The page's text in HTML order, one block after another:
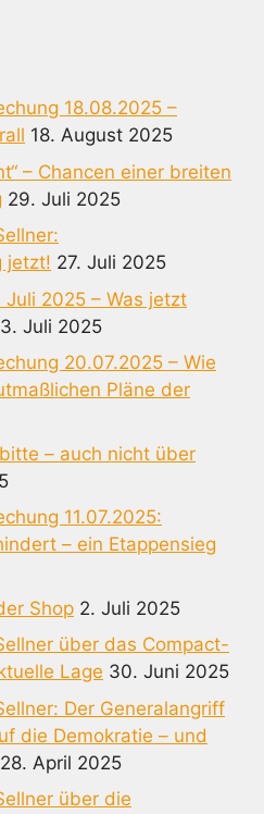
18.08.2025 –
18. August 2025
– Chancen einer breiten
29. Juli 2025
jetzt! 27. Juli 2025
2025 – Was jetzt
Juli 2025
20.07.2025 – Wie
Pläne der
– auch nicht über
11.07.2025:
– ein Etappensieg
Shop 2. Juli 2025
über das Compact-
Lage 30. Juni 2025
Der Generalangriff
die Demokratie – und
28. April 2025
über die